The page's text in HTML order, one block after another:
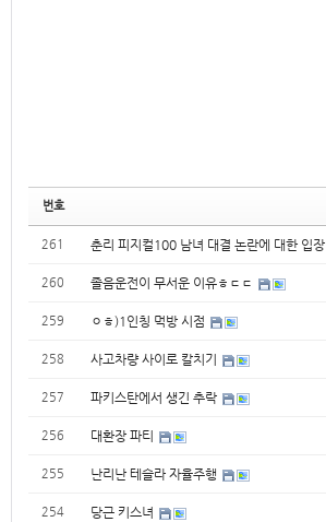
번호
261 춘리 피지컬100 남녀 대결 논란에 대한 입장
260 졸음운전이 무서운 이유ㅎㄷㄷ
259 ㅇㅎ)1인칭 먹방 시점
258 사고차량 사이로 칼치기
257 파키스탄에서 생긴 추락
256 대환장 파티
255 난리난 테슬라 자율주행
254 당근 키스녀